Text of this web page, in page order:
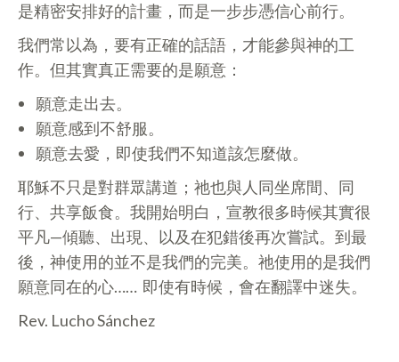
是精密安排好的計畫，而是一步步憑信心前行。
我們常以為，要有正確的話語，才能參與神的工
作。但其實真正需要的是願意：
願意走出去。
願意感到不舒服。
願意去愛，即使我們不知道該怎麼做。
耶穌不只是對群眾講道；祂也與人同坐席間、同
行、共享飯食。我開始明白，宣教很多時候其實很
平凡—傾聽、出現、以及在犯錯後再次嘗試。到最
後，神使用的並不是我們的完美。祂使用的是我們
願意同在的心…… 即使有時候，會在翻譯中迷失。
Rev. Lucho Sánchez